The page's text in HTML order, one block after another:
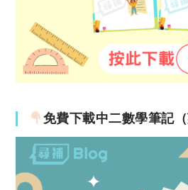
免費下載中二數學筆記（